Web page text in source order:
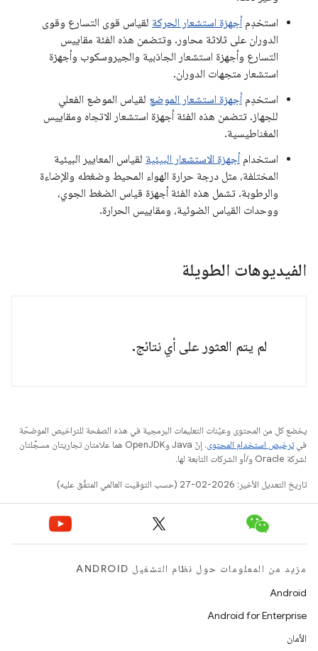
استخدِم أجهزة استشعار الحركة لقياس قوى التسارع وقوى
الدوران على ثلاثة محاور. وتتضمن هذه الفئة مقاييس
التسارع وأجهزة استشعار الجاذبية والجيروسكوب وأجهزة
استشعار متجهات الدوران.
استخدِم أجهزة استشعار الموضع لقياس الموضع الفعلي
للجهاز. تتضمن هذه الفئة أجهزة استشعار الاتجاه ومقاييس
المغناطيسية.
استخدام أجهزة الاستشعار البيئية لقياس المعايير البيئية
المختلفة، مثل درجة حرارة الهواء المحيط وضغطه والإضاءة
والرطوبة. تشمل هذه الفئة أجهزة قياس الضغط الجوي،
ووحدات القياس الضوئية، ومقاييس الحرارة.
الفيديوهات الطويلة
لم يتم العثور على أي نتائج.
يخضع كل من المحتوى وعيّنات التعليمات البرمجية في هذه الصفحة للتراخيص الموضحّة
فيترخيص استخدام المحتوى
. إنّ Java وOpenJDK هما علامتان تجاريتان مسجَّلتان
لشركة Oracle و/أو الشركات التابعة لها.
تاريخ التعديل الأخير: 2026-02-27 (حسب التوقيت العالمي المتفَّق عليه)
مزيد من المعلومات حول نظام التشغيل ANDROID
Android
Android for Enterprise
الأمان